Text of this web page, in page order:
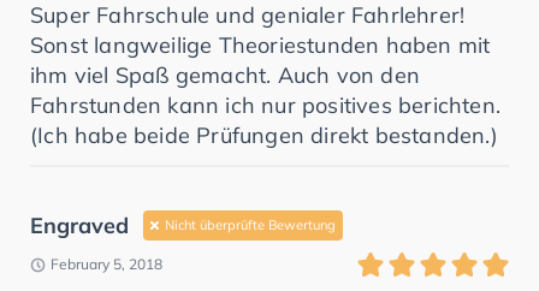
Super Fahrschule und genialer Fahrlehrer!
Sonst langweilige Theoriestunden haben mit
ihm viel Spaß gemacht. Auch von den
Fahrstunden kann ich nur positives berichten.
(Ich habe beide Prüfungen direkt bestanden.)
Engraved Nicht überprüfte Bewertung
February 5, 2018